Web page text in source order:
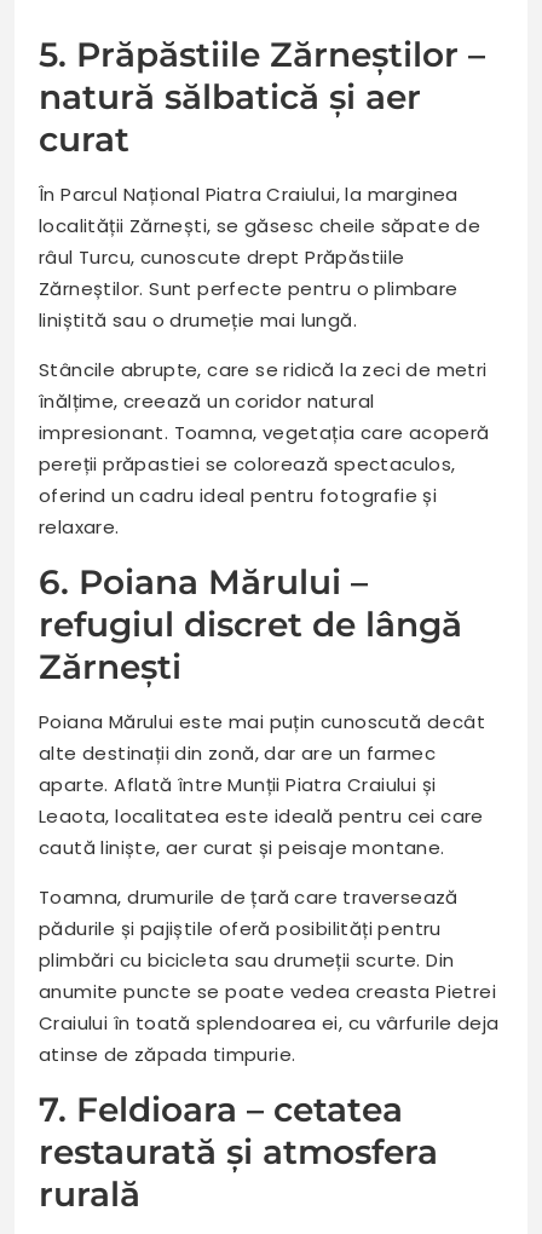
5. Prăpăstiile Zărneștilor –
natură sălbatică și aer
curat
În Parcul Național Piatra Craiului, la marginea
localității Zărnești, se găsesc cheile săpate de
râul Turcu, cunoscute drept Prăpăstiile
Zărneștilor. Sunt perfecte pentru o plimbare
liniștită sau o drumeție mai lungă.
Stâncile abrupte, care se ridică la zeci de metri
înălțime, creează un coridor natural
impresionant. Toamna, vegetația care acoperă
pereții prăpastiei se colorează spectaculos,
oferind un cadru ideal pentru fotografie și
relaxare.
6. Poiana Mărului –
refugiul discret de lângă
Zărnești
Poiana Mărului este mai puțin cunoscută decât
alte destinații din zonă, dar are un farmec
aparte. Aflată între Munții Piatra Craiului și
Leaota, localitatea este ideală pentru cei care
caută liniște, aer curat și peisaje montane.
Toamna, drumurile de țară care traversează
pădurile și pajiștile oferă posibilități pentru
plimbări cu bicicleta sau drumeții scurte. Din
anumite puncte se poate vedea creasta Pietrei
Craiului în toată splendoarea ei, cu vârfurile deja
atinse de zăpada timpurie.
7. Feldioara – cetatea
restaurată și atmosfera
rurală